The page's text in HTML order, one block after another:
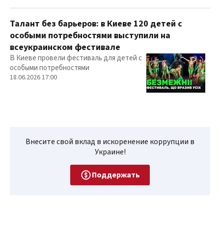
Талант без барьеров: в Киеве 120 детей с
особыми потребностями выступили на
всеукраинском фестивале
В Киеве провели фестиваль для детей с
особыми потребностями
18.06.2026 17:00
Внесите свой вклад в искоренение коррупции в
Украине!
Поддержать